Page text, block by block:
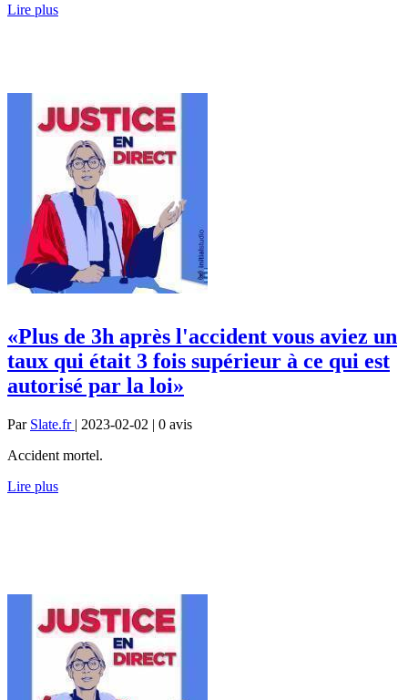
Lire plus
«Plus de 3h après l'accident vous aviez un
taux qui était 3 fois supérieur à ce qui est
autorisé par la loi»
Par Slate.fr | 2023-02-02 | 0 avis
Accident mortel.
Lire plus